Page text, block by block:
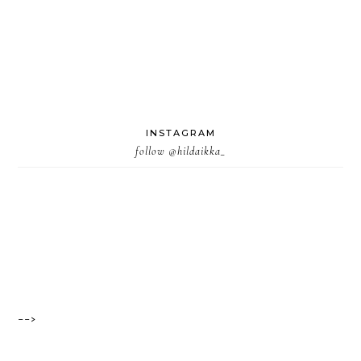
INSTAGRAM
follow @hildaikka_
-->